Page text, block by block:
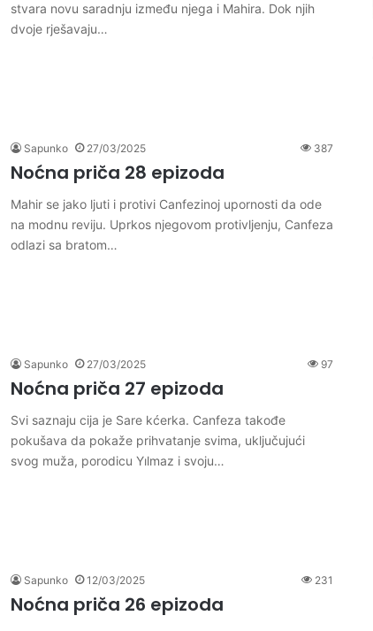
stvara novu saradnju između njega i Mahira. Dok njih
dvoje rješavaju…
Sapunko 27/03/2025 387
Noćna priča 28 epizoda
Mahir se jako ljuti i protivi Canfezinoj upornosti da ode
na modnu reviju. Uprkos njegovom protivljenju, Canfeza
odlazi sa bratom…
Sapunko 27/03/2025 97
Noćna priča 27 epizoda
Svi saznaju cija je Sare kćerka. Canfeza takođe
pokušava da pokaže prihvatanje svima, uključujući
svog muža, porodicu Yılmaz i svoju…
Sapunko 12/03/2025 231
Noćna priča 26 epizoda